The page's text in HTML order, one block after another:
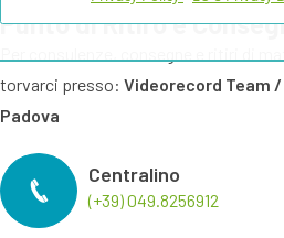
Punto di Ritiro e
torvarci presso: Videorecord Team
Padova
Centralino
(+39) 049.8256912